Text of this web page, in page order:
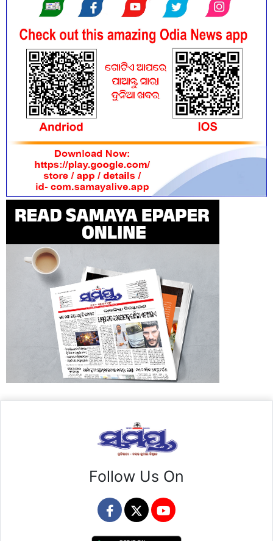
Follow Us On